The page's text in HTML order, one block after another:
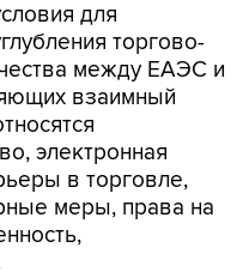
для
торгово-
между ЕАЭС и
взаимный
электронная
в торговле,
меры, права на